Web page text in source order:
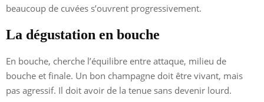
beaucoup de cuvées s’ouvrent progressivement.
La dégustation en bouche
En bouche, cherche l’équilibre entre attaque, milieu de
bouche et finale. Un bon champagne doit être vivant, mais
pas agressif. Il doit avoir de la tenue sans devenir lourd.